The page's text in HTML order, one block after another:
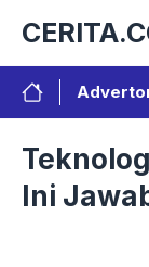
isi
Ini